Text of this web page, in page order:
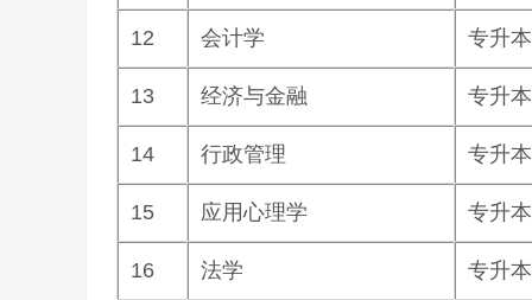
12 会计学 专升本
13 经济与金融 专升本
14 行政管理 专升本
15 应用心理学 专升本
16 法学 专升本